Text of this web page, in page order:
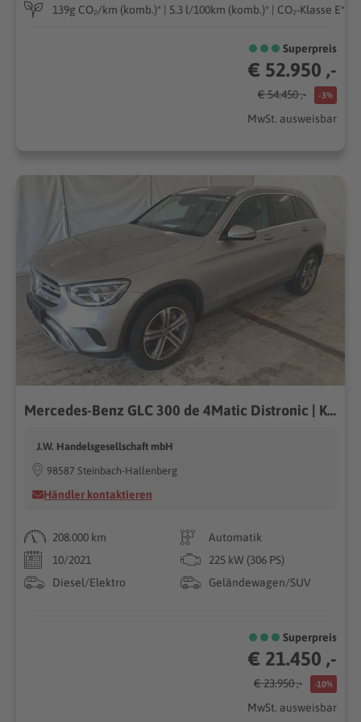
139g CO₂/km (komb.)* | 5.3 l/100km (komb.)* | CO₂-Klasse E*
Superpreis
€ 52.950 ,-
€ 54.450 ,- -3%
MwSt. ausweisbar
Mercedes-Benz GLC 300 de 4Matic Distronic | Kamera | Virtual
J.W. Handelsgesellschaft mbH
98587 Steinbach-Hallenberg
Händler kontaktieren
208.000 km
Automatik
10/2021
225 kW (306 PS)
Diesel/Elektro
Geländewagen/SUV
Superpreis
€ 21.450 ,-
€ 23.950 ,- -10%
MwSt. ausweisbar